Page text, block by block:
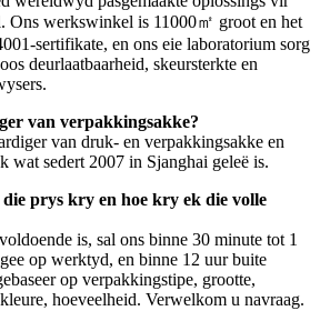
Ons werkswinkel is 11000㎡ groot en het
sertifikate, en ons eie laboratorium sorg
deurlaatbaarheid, skeursterkte en
van verpakkingsakke?
van druk- en verpakkingsakke en
wat sedert 2007 in Sjanghai geleë is.
prys kry en hoe kry ek die volle
is, sal ons binne 30 minute tot 1
op werktyd, en binne 12 uur buite
op verpakkingstipe, grootte,
hoeveelheid. Verwelkom u navraag.